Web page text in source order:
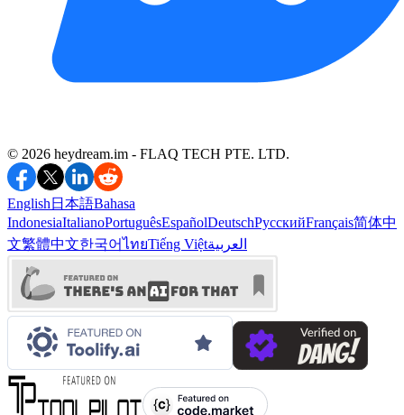
©️ 2026 heydream.im - FLAQ TECH PTE. LTD.
English 日本語Bahasa
IndonesiaItalianoPortuguêsEspañolDeutschРусскийFrançais简体中
文繁體中文한국어ไทยTiếng Việtالعربية